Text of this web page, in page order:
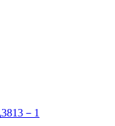
－1